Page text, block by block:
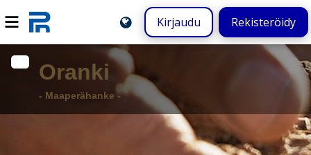
Kirjaudu Rekisteröidy
Oranki
- Maaperähanke -